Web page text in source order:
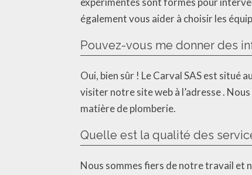
également vous aider à choisir les
Pouvez-vous me donner des
Oui, bien sûr ! Le Carval SAS est situé
visiter notre site web à l’adresse .
matière de plomberie.
Quelle est la qualité des
Nous sommes fiers de notre travail et